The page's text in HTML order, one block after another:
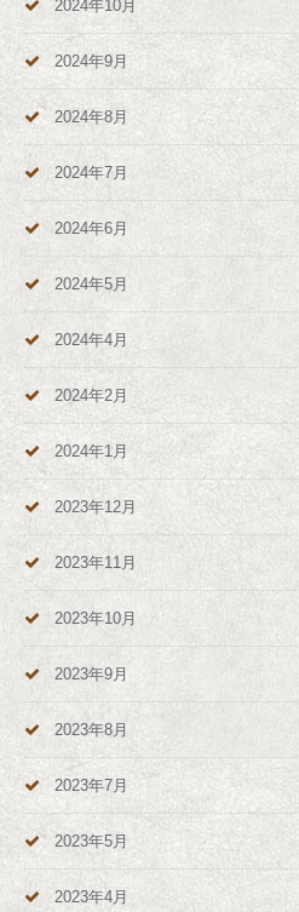
2024年10月
2024年9月
2024年8月
2024年7月
2024年6月
2024年5月
2024年4月
2024年2月
2024年1月
2023年12月
2023年11月
2023年10月
2023年9月
2023年8月
2023年7月
2023年5月
2023年4月